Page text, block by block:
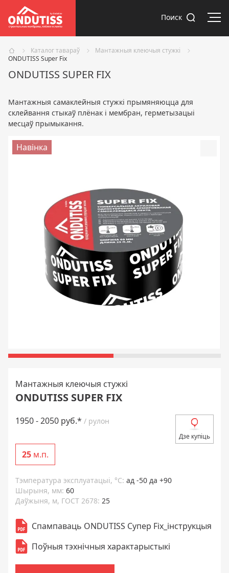
Поиск
Каталог тавараў
Мантажныя клеючыя стужкі
ONDUTISS Super Fix
ONDUTISS SUPER FIX
Мантажныя самаклейныя стужкі прымяняюцца для
склейвання стыкаў плёнак і мембран, герметызацыі
месцаў прымыкання.
Навінка
Мантажныя клеючыя стужкі
ONDUTISS SUPER FIX
1950 - 2050 руб.* / рулон
Дзе купіць
25м.п.
Тэмпература эксплуатацыі, °C: ад -50 да +90
Шырыня, мм: 60
Даўжыня, м, ГОСТ 2678: 25
Спампаваць ONDUTISS Супер Fix_інструкцыя
Поўныя тэхнічныя характарыстыкі